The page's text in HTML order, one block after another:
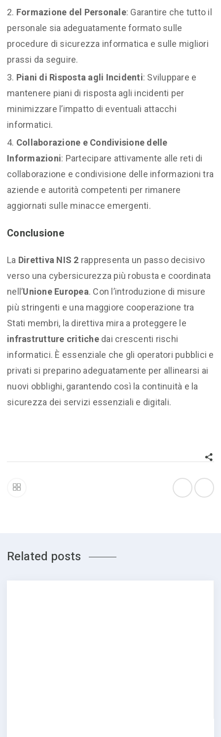
Formazione del Personale: Garantire che tutto il
personale sia adeguatamente formato sulle
procedure di sicurezza informatica e sulle migliori
prassi da seguire.
Piani di Risposta agli Incidenti: Sviluppare e
mantenere piani di risposta agli incidenti per
minimizzare l’impatto di eventuali attacchi
informatici.
Collaborazione e Condivisione delle
Informazioni: Partecipare attivamente alle reti di
collaborazione e condivisione delle informazioni tra
aziende e autorità competenti per rimanere
aggiornati sulle minacce emergenti.
Conclusione
La Direttiva NIS 2 rappresenta un passo decisivo
verso una cybersicurezza più robusta e coordinata
nell’Unione Europea. Con l’introduzione di misure
più stringenti e una maggiore cooperazione tra
Stati membri, la direttiva mira a proteggere le
infrastrutture critichedai crescenti rischi
informatici. È essenziale che gli operatori pubblici e
privati si preparino adeguatamente per allinearsi ai
nuovi obblighi, garantendo così la continuità e la
sicurezza dei servizi essenziali e digitali.
Related posts